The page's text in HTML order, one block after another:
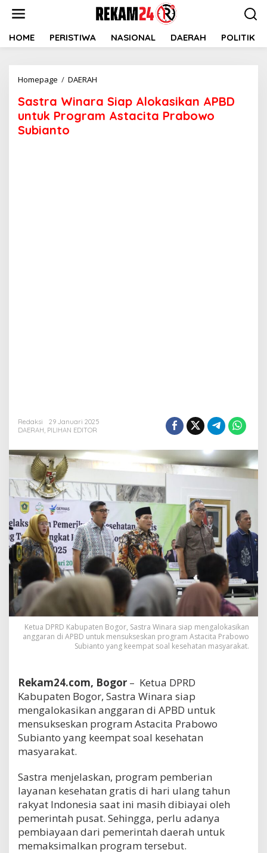
HOME PERISTIWA NASIONAL DAERAH POLITIK
Homepage / DAERAH
Siap
Alokasikan
Sastra Winara Siap Alokasikan APBD
untuk Program Astacita Prabowo
Subianto
Redaksi
29 Januari 2025
DAERAH, PILIHAN EDITOR
Ketua DPRD Kabupaten Bogor, Sastra Winara siap mengalokasikan
anggaran di APBD untuk mensukseskan program Astacita Prabowo
Subianto yang keempat soal kesehatan masyarakat.
Rekam24.com, Bogor – Ketua DPRD
Kabupaten Bogor, Sastra Winara siap
mengalokasikan anggaran di APBD untuk
mensukseskan program Astacita Prabowo
Subianto yang keempat soal kesehatan
masyarakat.
Sastra menjelaskan, program pemberian
layanan kesehatan gratis di hari ulang tahun
rakyat Indonesia saat ini masih dibiayai oleh
pemerintah pusat. Sehingga, perlu adanya
pembiayaan dari pemerintah daerah untuk
memaksimalkan program tersebut.